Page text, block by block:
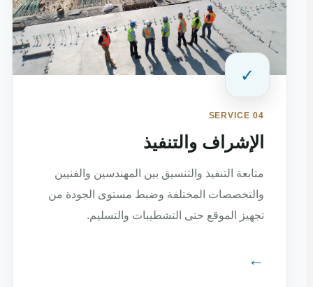
✓
SERVICE 04
الإشراف والتنفيذ
متابعة التنفيذ والتنسيق بين المهندسين والفنيين
والتخصصات المختلفة وضبط مستوى الجودة من
تجهيز الموقع حتى التشطيبات والتسليم.
←